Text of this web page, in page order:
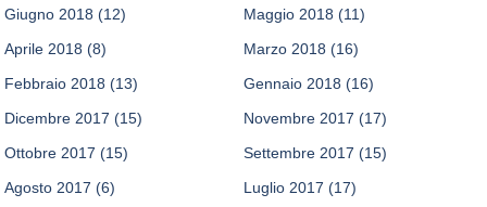
Giugno 2018 (12) Maggio 2018 (11)
Aprile 2018 (8) Marzo 2018 (16)
Febbraio 2018 (13) Gennaio 2018 (16)
Dicembre 2017 (15) Novembre 2017 (17)
Ottobre 2017 (15) Settembre 2017 (15)
Agosto 2017 (6) Luglio 2017 (17)